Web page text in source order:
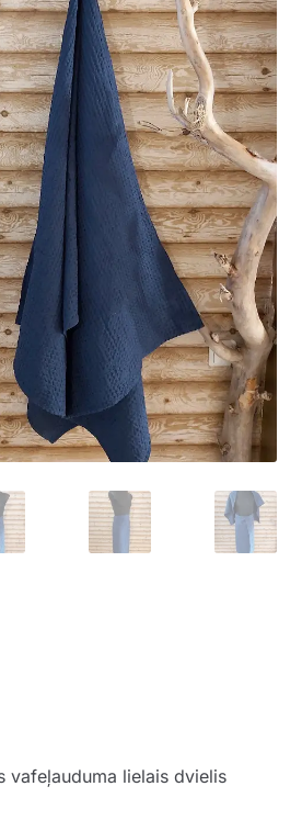
vafeļauduma lielais dvielis